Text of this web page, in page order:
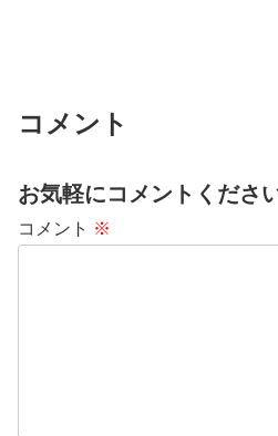
コメント
お気軽にコメントくださ
コメント ※